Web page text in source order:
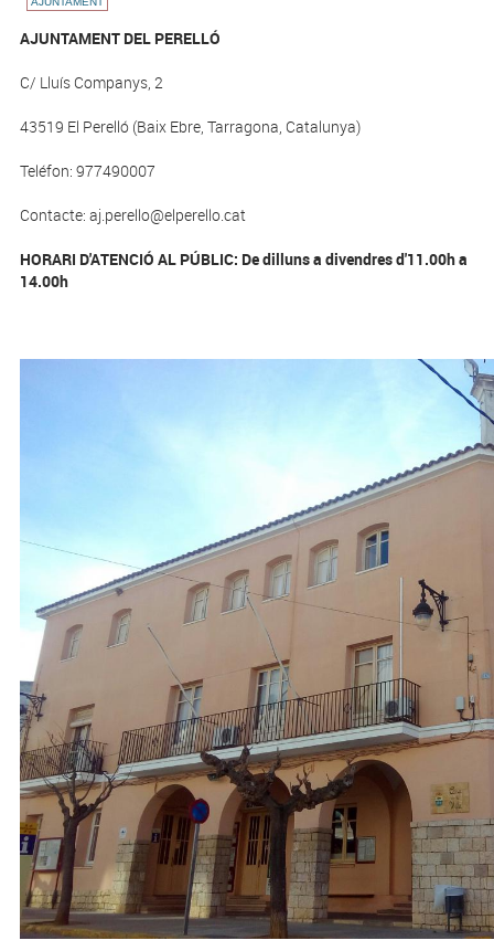
AJUNTAMENT DEL PERELLÓ
C/ Lluís Companys, 2
43519 El Perelló (Baix Ebre, Tarragona, Catalunya)
Teléfon: 977490007
Contacte: aj.perello@elperello.cat
HORARI D'ATENCIÓ AL PÚBLIC: De dilluns a divendres d'11.00h a
14.00h